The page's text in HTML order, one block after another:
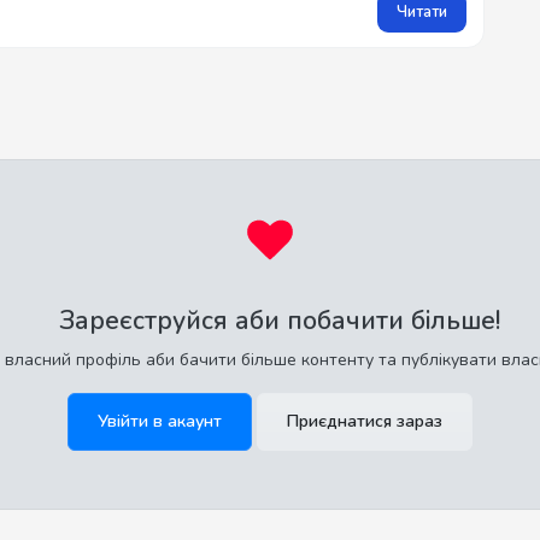
Читати
Зареєструйся аби побачити більше!
профіль аби бачити більше контенту та публікувати
Увійти в акаунт Приєднатися зараз